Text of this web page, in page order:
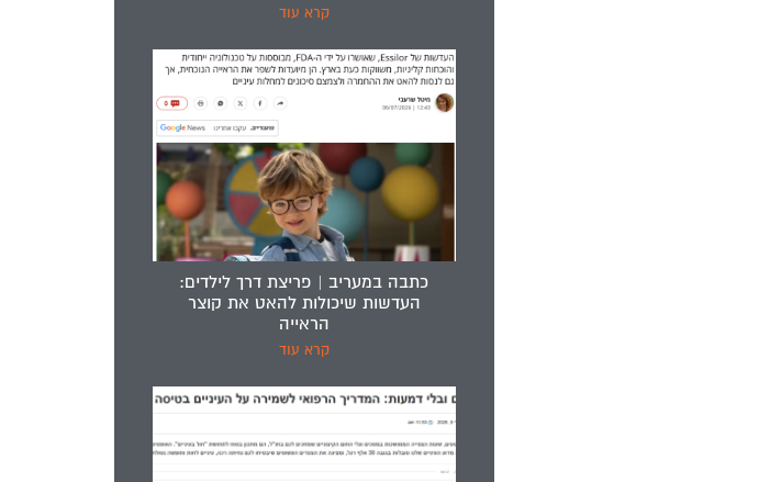
קרא עוד
כתבה במעריב | פריצת דרך לילדים:
העדשות שיכולות להאט את קוצר
הראייה
קרא עוד